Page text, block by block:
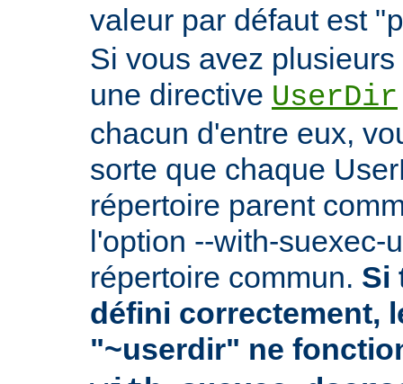
valeur par défaut est "
Si vous avez
une directive UserDir
chacun d'entre eux,
sorte que chaque
répertoire parent
l'option --with-suexec-
répertoire commun. Si
défini correctement,
"~userdir" ne